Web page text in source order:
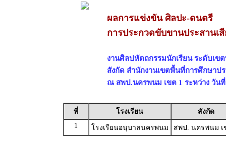
ผลการแข่งขัน ศิลปะ-ดนตรี
การประกวดขับขานประสานเสี
งานศิลปหัตถกรรมนักเรียน ระดับเข
สังกัด สำนักงานเขตพื้นที่การศึกษาป
ณ สพป.นครพนม เขต 1 ระหว่าง วันที่
ที่ โรงเรียน
สังกัด
1
โรงเรียนอนุบาลนครพนม สพป. นครพนม เ